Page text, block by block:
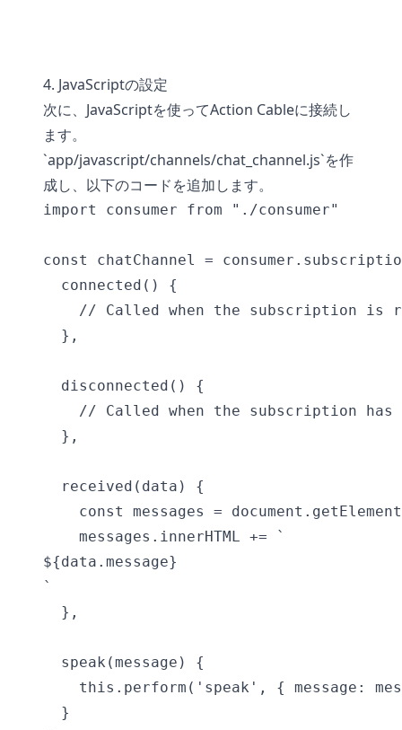
4. JavaScriptの設定
次に、JavaScriptを使ってAction Cableに接続し
ます。
`app/javascript/channels/chat_channel.js`を作
成し、以下のコードを追加します。
import consumer from "./consumer"
const chatChannel =
  connected() {
// Called when the subscription is
  },
  disconnected() {
// Called when the subscription
  },
  received(data) {
const messages =
    messages.innerHTML += `
${data.message}
`
  },
  speak(message) {
this.perform('speak', { message:
  }